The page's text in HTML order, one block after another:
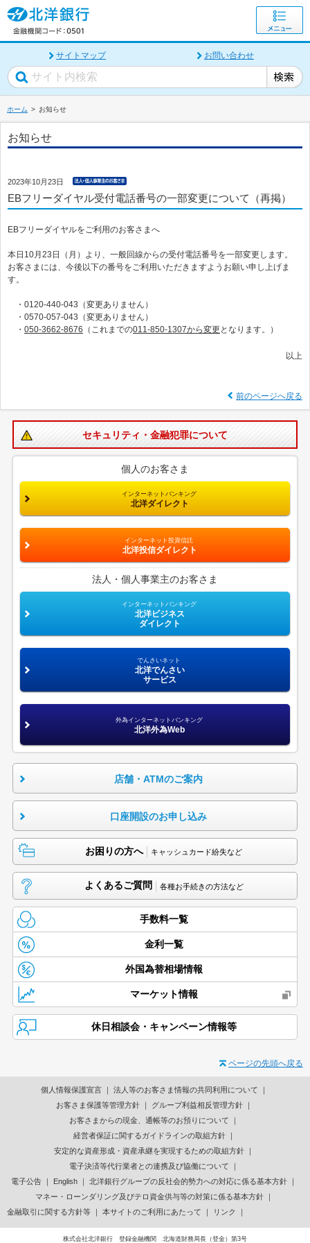
サイトマップ お問い合わせ
ホーム お知らせ
お知らせ
2023年10月23日
EBフリーダイヤル受付電話番号の一部変更について（再掲）
EBフリーダイヤルをご利用のお客さまへ
本日10月23日（月）より、一般回線からの受付電話番号を一部変更します。
お客さまには、今後以下の番号をご利用いただきますようお願い申し上げま
す。
・0120-440-043（変更ありません）
・0570-057-043（変更ありません）
・ 050-3662-8676 （これまでの011-850-1307から変更 となります。）
以上
前のページへ戻る
セキュリティ・金融犯罪について
個人のお客さま
インターネットバンキング
北洋ダイレクト
インターネット投資信託
北洋投信ダイレクト
法人・個人事業主のお客さま
インターネットバンキング
北洋ビジネス
ダイレクト
でんさいネット
北洋でんさい
サービス
外為インターネットバンキング
北洋外為Web
店舗・ATMのご案内
口座開設のお申し込み
お困りの方へ キャッシュカード紛失など
よくあるご質問 各種お手続きの方法など
手数料一覧
金利一覧
外国為替相場情報
マーケット情報
休日相談会・キャンペーン情報等
ページの先頭へ戻る
個人情報保護宣言
法人等のお客さま情報の共同利用について
お客さま保護等管理方針
グループ利益相反管理方針
お客さまからの現金、通帳等のお預りについて
経営者保証に関するガイドラインの取組方針
安定的な資産形成・資産承継を実現するための取組方針
電子決済等代行業者との連携及び協働について
電子公告
English
北洋銀行グループの反社会的勢力への対応に係る基本方針
マネー・ローンダリング及びテロ資金供与等の対策に係る基本方針
金融取引に関する方針等
本サイトのご利用にあたって リンク
株式会社北洋銀行 登録金融機関 北海道財務局長（登金）第3号